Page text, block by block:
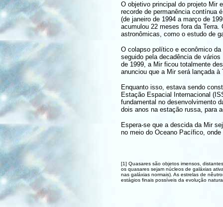
O objetivo principal do projeto Mir
recorde de permanência contínua
(de janeiro de 1994 a março de
acumulou 22 meses fora da
astronômicas, como o estudo de
O colapso político e econômico
seguido pela decadência de
de 1999, a Mir ficou totalmente
anunciou que a Mir será lançada à
Enquanto isso, estava sendo
Estação Espacial Internacional
fundamental no desenvolvimento
dois anos na estação russa, para
Espera-se que a descida da Mir
no meio do Oceano Pacífico,
[1] Quasares são objetos imensos,
os quasares sejam núcleos de galáxias
nas galáxias normais). As estrelas de
estágios finais possíveis da evolução